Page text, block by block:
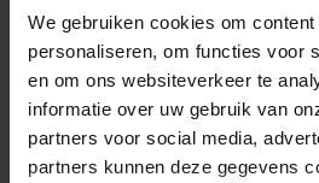
We gebruiken cookies om
personaliseren, om functies voor
en om ons websiteverkeer te
informatie over uw gebruik van
partners voor social media,
partners kunnen deze gegevens
Ophanghaakjes voor
prikborden - set 2 stuks
€3,95